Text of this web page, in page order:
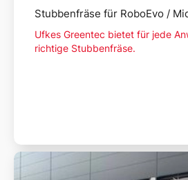
Stubbenfräse für RoboEvo /
Ufkes Greentec bietet für jede
richtige Stubbenfräse.
Mehr lesen